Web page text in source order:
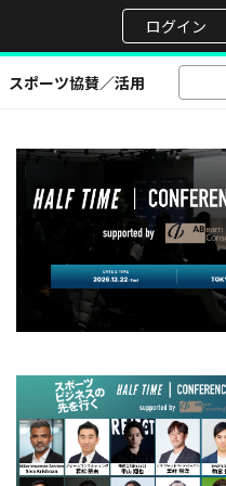
ログイン
スポーツ協賛／活用